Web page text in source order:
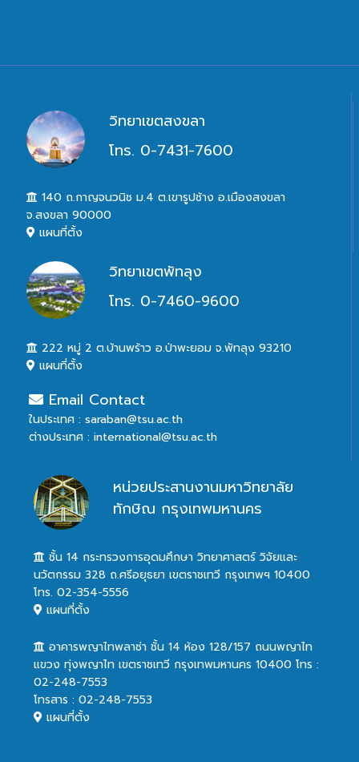
วิทยาเขตสงขลา
โทร. 0-7431-7600
140 ถ.กาญจนวนิช ม.4 ต.เขารูปช้าง อ.เมืองสงขลา
จ.สงขลา 90000
แผนที่ตั้ง
วิทยาเขตพัทลุง
โทร. 0-7460-9600
222 หมู่ 2 ต.บ้านพร้าว อ.ป่าพะยอม จ.พัทลุง 93210
แผนที่ตั้ง
Email Contact
ในประเทศ : saraban@tsu.ac.th
ต่างประเทศ : international@tsu.ac.th
หน่วยประสานงานมหาวิทยาลัย
ทักษิณ กรุงเทพมหานคร
ชั้น 14 กระทรวงการอุดมศึกษา วิทยาศาสตร์ วิจัยและ
นวัตกรรม 328 ถ.ศรีอยุธยา เขตราชเทวี กรุงเทพฯ 10400
โทร. 02-354-5556
แผนที่ตั้ง
อาคารพญาไทพลาซ่า ชั้น 14 ห้อง 128/157 ถนนพญาไท
แขวง ทุ่งพญาไท เขตราชเทวี กรุงเทพมหานคร 10400 โทร :
02-248-7553
โทรสาร : 02-248-7553
แผนที่ตั้ง